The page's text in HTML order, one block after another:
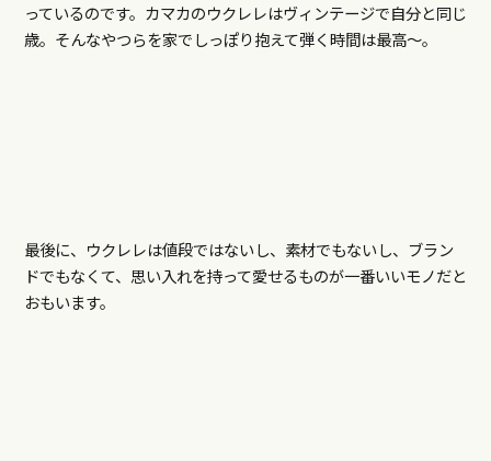
っているのです。カマカのウクレレはヴィンテージで自分と同じ
歳。そんなやつらを家でしっぽり抱えて弾く時間は最高～。
最後に、ウクレレは値段ではないし、素材でもないし、ブラン
ドでもなくて、思い入れを持って愛せるものが一番いいモノだと
おもいます。